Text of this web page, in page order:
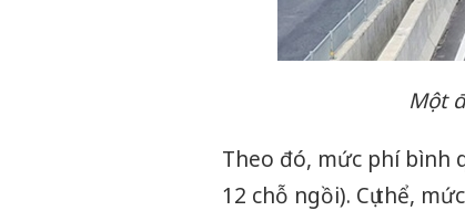
Một
Theo đó, mức phí bình
12 chỗ ngồi). Cụ thể,